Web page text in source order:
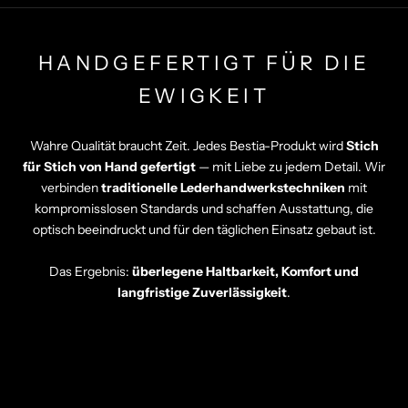
HANDGEFERTIGT FÜR DIE
EWIGKEIT
Wahre Qualität braucht Zeit. Jedes Bestia-Produkt wirdStich
für Stich von Hand gefertigt — mit Liebe zu jedem Detail. Wir
verbindentraditionelle Lederhandwerkstechniken mit
kompromisslosen Standards und schaffen Ausstattung, die
optisch beeindruckt und für den täglichen Einsatz gebaut ist.
Das Ergebnis: überlegene Haltbarkeit, Komfort und
langfristige Zuverlässigkeit.